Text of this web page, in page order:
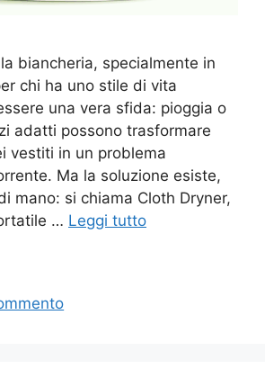
biancheria, specialmente in
chi ha uno stile di vita
una vera sfida: pioggia o
adatti possono trasformare
vestiti in un problema
Ma la soluzione esiste,
mano: si chiama Cloth Dryner,
… Leggi tutto